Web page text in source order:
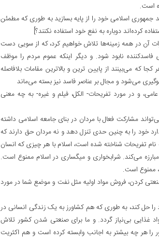
است.
جمهوری اسلامی خود را از پایه بسازید به طوری که مطمئن
کرده‌اند دوباره به نفع خود استفاده نکنند؟]
آن در همه زمینه‌ها تلاش خواهیم کرد، که از سویی دست
فاسدکننده نابود شود. و دیگر اینکه عموم مردم را موظف
که می‌بینند از پایین ترین و بالاترین مقامات بلافاصله
می‌شود و مجال بر عناصر فاسد نیز بسته می‌ماند
و در مورد تفریحات- الکل، فیلم و غیره- به چه معنی
مشارکت فعال با مردان در بنای جامعه اسلامی داشته
خود را به چنین حدی تنزل دهد و نه مردان حق دارند که
نام تفریحات شناخته شده است، اسلام با هر چیزی که انسان
می‌کند. شرابخواری و میگساری در اسلام ممنوع است.
ممنوع است.
کردن، فروش مواد اولیه مثل نفت و موضع شما در مورد
حل کند، به طوری که هم کشاورز به یک زندگی انسانی در
غذایی بی‌نیاز گردد. و ما برای صنعتی شدن کشور تلاش
هر چه بیشتر به اجانب وابسته کرده است و هم اکثریت